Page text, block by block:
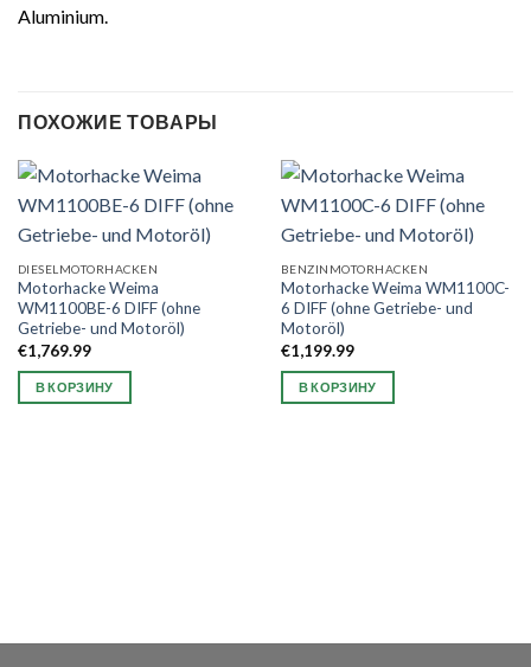
Aluminium.
ПОХОЖИЕ ТОВАРЫ
DIESELMOTORHACKEN
Motorhacke Weima
WM1100BE-6 DIFF (ohne
Getriebe- und Motoröl)
€1,769.99
В КОРЗИНУ
BENZINMOTORHACKEN
Motorhacke Weima WM1100C-
6 DIFF (ohne Getriebe- und
Motoröl)
€1,199.99
В КОРЗИНУ